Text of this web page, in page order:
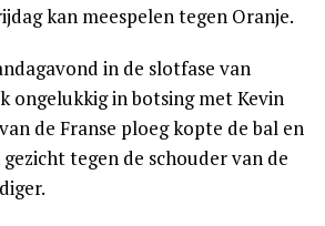
kan meespelen tegen Oranje.
in de slotfase van
ongelukkig in botsing met Kevin
de Franse ploeg kopte de bal en
tegen de schouder van de